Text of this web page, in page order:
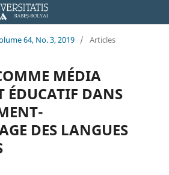
64, No. 3, 2019 / Articles
MÉDIA
ÉDUCATIF DANS
DES LANGUES